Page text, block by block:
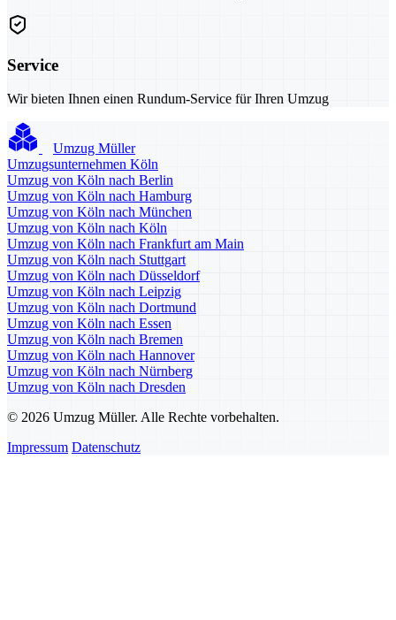
Service
Wir bieten Ihnen einen Rundum-Service für Ihren Umzug
Umzug Müller
Umzugsunternehmen Köln
Umzug von Köln nach Berlin
Umzug von Köln nach Hamburg
Umzug von Köln nach München
Umzug von Köln nach Köln
Umzug von Köln nach Frankfurt am Main
Umzug von Köln nach Stuttgart
Umzug von Köln nach Düsseldorf
Umzug von Köln nach Leipzig
Umzug von Köln nach Dortmund
Umzug von Köln nach Essen
Umzug von Köln nach Bremen
Umzug von Köln nach Hannover
Umzug von Köln nach Nürnberg
Umzug von Köln nach Dresden
© 2026 Umzug Müller. Alle Rechte vorbehalten.
Impressum Datenschutz